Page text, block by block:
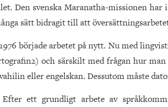
Den svenska Maranatha-missionen
sätt bidragit till att
började arbetet på nytt. Nu med
och särskilt med frågan hur
eller engelskan. Dessutom måste
ett grundligt arbete av